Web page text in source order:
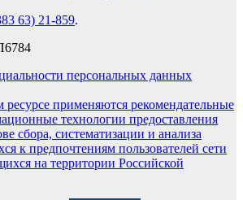
63) 21-859.
персональных данных
применяются рекомендательные
технологии предоставления
сбора, систематизации и анализа
к предпочтениям пользователей сети
на территории Российской